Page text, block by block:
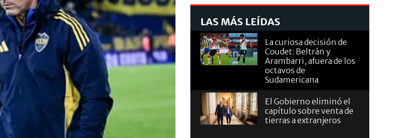
LAS MÁS LEÍDAS
La curiosa decisión de
Coudet: Beltrán y
Arambarri, afuera de los
octavos de
Sudamericana
El Gobierno eliminó el
capítulo sobre venta de
tierras a extranjeros